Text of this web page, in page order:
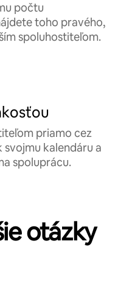
počtu
toho pravého,
spoluhostiteľom.
priamo cez
kalendáru a
spoluprácu.
otázky